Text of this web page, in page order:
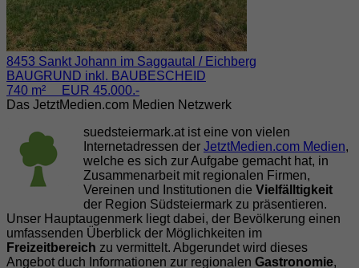
8453 Sankt Johann im Saggautal / Eichberg
BAUGRUND inkl. BAUBESCHEID
740 m² EUR 45.000.-
Das JetztMedien.com Medien Netzwerk
suedsteiermark.at ist eine von vielen
Internetadressen der JetztMedien.com Medien,
welche es sich zur Aufgabe gemacht hat, in
Zusammenarbeit mit regionalen Firmen,
Vereinen und Institutionen die Vielfälltigkeit
der Region Südsteiermark zu präsentieren.
Unser Hauptaugenmerk liegt dabei, der Bevölkerung einen
umfassenden Überblick der Möglichkeiten im
Freizeitbereich zu vermittelt. Abgerundet wird dieses
Angebot duch Informationen zur regionalen Gastronomie,